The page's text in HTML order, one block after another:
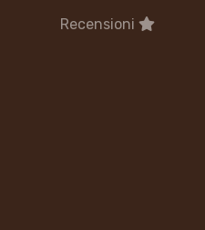
Recensioni